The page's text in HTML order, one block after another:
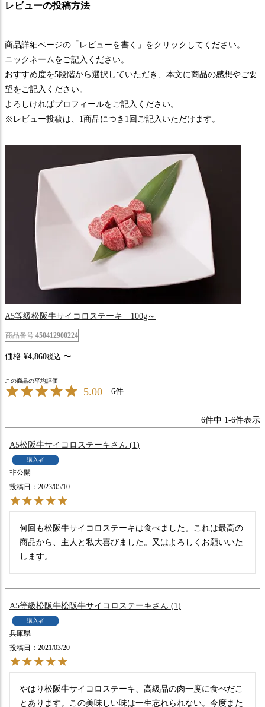
レビューの投稿方法
商品詳細ページの「レビューを書く」をクリックしてください。
ニックネームをご記入ください。
おすすめ度を5段階から選択していただき、本文に商品の感想やご要
望をご記入ください。
よろしければプロフィールをご記入ください。
※レビュー投稿は、1商品につき1回ご記入いただけます。
A5等級松阪牛サイコロステーキ 100g～
商品番号 450412900224
価格 ¥4,860税込 〜
5.00 6
6件中 1-6件表示
A5松阪牛サイコロステーキ 1
購入者
非公開
投稿日
2023/05/10
何回も松阪牛サイコロステーキは食べました。これは最高の
商品から、主人と私大喜びました。又はよろしくお願いいた
します。
A5等級松阪牛松阪牛サイコロステーキ 1
購入者
兵庫県
投稿日
2021/03/20
やはり松阪牛サイコロステーキ、高級品の肉一度に食べだこ
とあります。この美味しい味は一生忘れられない。今度また